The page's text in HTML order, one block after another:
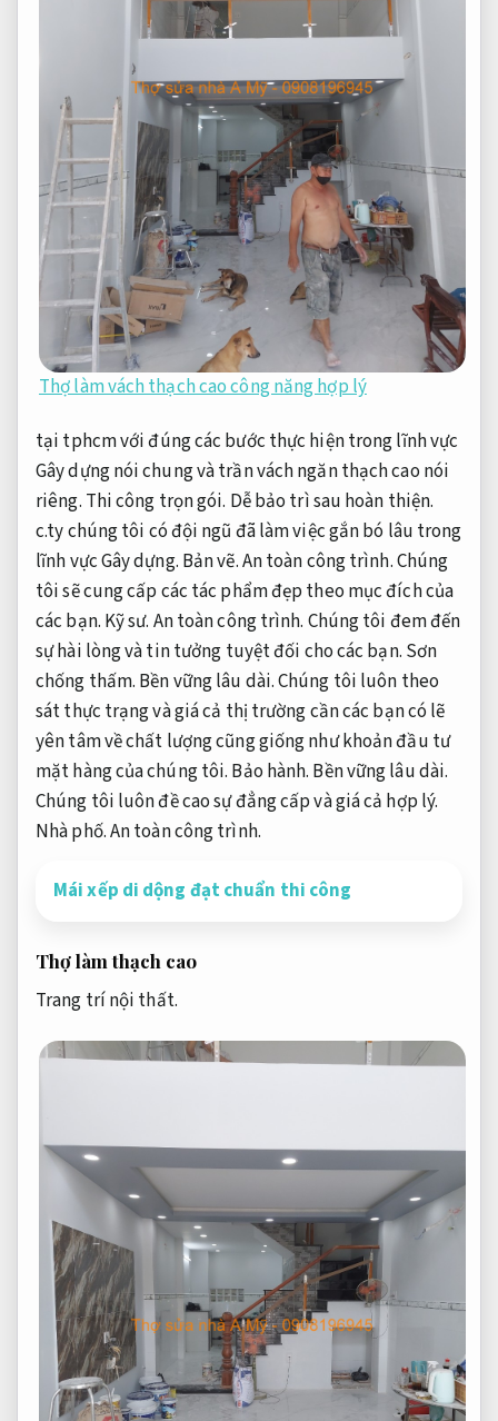
Thợ làm vách thạch cao công năng hợp lý
tại tphcm với đúng các bước thực hiện trong lĩnh vực
Gây dựng nói chung và trần vách ngăn thạch cao nói
riêng. Thi công trọn gói. Dễ bảo trì sau hoàn thiện.
c.ty chúng tôi có đội ngũ đã làm việc gắn bó lâu trong
lĩnh vực Gây dựng. Bản vẽ.An toàn công trình.Chúng
tôi sẽ cung cấp các tác phẩm đẹp theo mục đích của
các bạn. Kỹ sư. An toàn công trình. Chúng tôi đem đến
sự hài lòng và tin tưởng tuyệt đối cho các bạn. Sơn
chống thấm. Bền vững lâu dài.Chúng tôi luôn theo
sát thực trạng và giá cả thị trường cần các bạn có lẽ
yên tâm về chất lượng cũng giống như khoản đầu tư
mặt hàng của chúng tôi. Bảo hành. Bền vững lâu dài.
Chúng tôi luôn đề cao sự đẳng cấp và giá cả hợp lý.
Nhà phố.An toàn công trình.
Mái xếp di dộng đạt chuẩn thi công
Thợ làm thạch cao
Trang trí nội thất.